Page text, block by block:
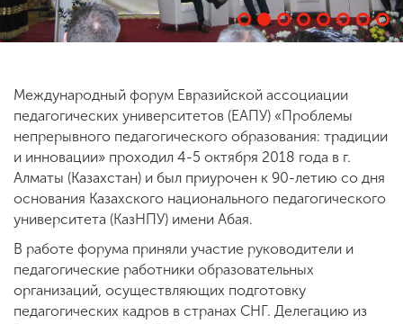
Международный форум Евразийской ассоциации
педагогических университетов (ЕАПУ) «Проблемы
непрерывного педагогического образования: традиции
и инновации» проходил 4-5 октября 2018 года в г.
Алматы (Казахстан) и был приурочен к 90-летию со дня
основания Казахского национального педагогического
университета (КазНПУ) имени Абая.
В работе форума приняли участие руководители и
педагогические работники образовательных
организаций, осуществляющих подготовку
педагогических кадров в странах СНГ. Делегацию из